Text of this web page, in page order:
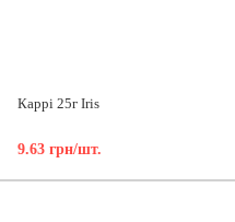
Каррі 25г Iris
9.63 грн/шт.